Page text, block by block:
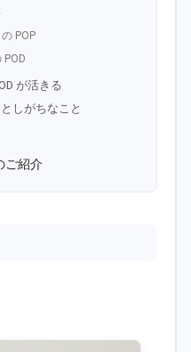
POP
POD
が活きる
しがちなこと
ご紹介